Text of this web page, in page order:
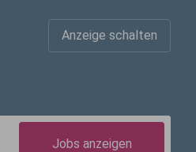
Anzeige schalten
Jobs anzeigen